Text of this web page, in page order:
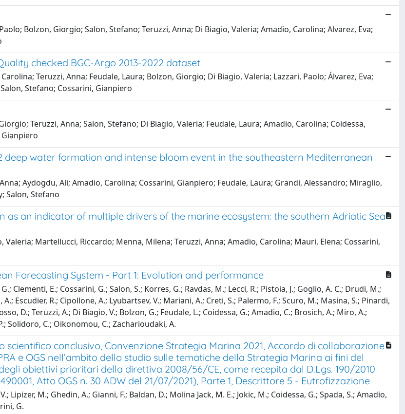
Bolzon, Giorgio; Salon, Stefano; Teruzzi, Anna; Di Biagio, Valeria; Amadio, Carolina; Alvarez, Eva;
checked BGC-Argo 2013-2022 dataset
Teruzzi, Anna; Feudale, Laura; Bolzon, Giorgio; Di Biagio, Valeria; Lazzari, Paolo; Álvarez, Eva;
Stefano; Cossarini, Gianpiero
Teruzzi, Anna; Salon, Stefano; Di Biagio, Valeria; Feudale, Laura; Amadio, Carolina; Coidessa,
deep water formation and intense bloom event in the southeastern Mediterranean
Aydogdu, Ali; Amadio, Carolina; Cossarini, Gianpiero; Feudale, Laura; Grandi, Alessandro; Miraglio,
Salon, Stefano
as an indicator of multiple drivers of the marine ecosystem: the southern Adriatic Sea
Valeria; Martellucci, Riccardo; Menna, Milena; Teruzzi, Anna; Amadio, Carolina; Mauri, Elena; Cossarini,
Forecasting System - Part 1: Evolution and performance
Clementi, E.; Cossarini, G.; Salon, S.; Korres, G.; Ravdas, M.; Lecci, R.; Pistoia, J.; Goglio, A. C.; Drudi, M.;
Escudier, R.; Cipollone, A.; Lyubartsev, V.; Mariani, A.; Creti, S.; Palermo, F.; Scuro, M.; Masina, S.; Pinardi,
D.; Teruzzi, A.; Di Biagio, V.; Bolzon, G.; Feudale, L.; Coidessa, G.; Amadio, C.; Brosich, A.; Miro, A.;
Solidoro, C.; Oikonomou, C.; Zacharioudaki, A.
scientifico conclusivo, Convenzione Strategia Marina 2021, Accordo di collaborazione
e OGS nell’ambito dello studio sulle tematiche della Strategia Marina ai fini del
obiettivi prioritari della direttiva 2008/56/CE, come recepita dal D.Lgs. 190/2010
Atto OGS n. 30 ADW del 21/07/2021), Parte 1, Descrittore 5 - Eutrofizzazione
Lipizer, M.; Ghedin, A.; Gianni, F.; Baldan, D.; Molina Jack, M. E.; Jokic, M.; Coidessa, G.; Spada, S.; Amadio,
G.